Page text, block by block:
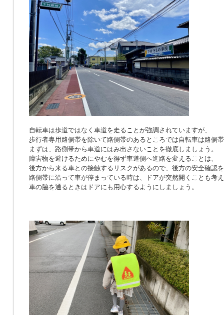
自転車は歩道ではなく車道を走ることが強調されていますが、
歩行者専用路側帯を除いて路側帯のあるところでは自転車は路側
まずは、路側帯から車道にはみ出さないことを徹底しましょう。
障害物を避けるためにやむを得ず車道側へ進路を変えることは、
後方から来る車との接触するリスクがあるので、後方の安全確認
路側帯に沿って車が停まっている時は、ドアが突然開くことも考
車の脇を通るときはドアにも用心するようにしましょう。